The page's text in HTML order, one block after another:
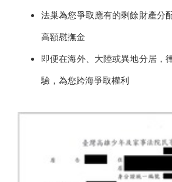
法巢為您爭取應有的剩餘財產分
高額慰撫金
即便在海外、大陸或異地分居，
驗，為您跨海爭取權利